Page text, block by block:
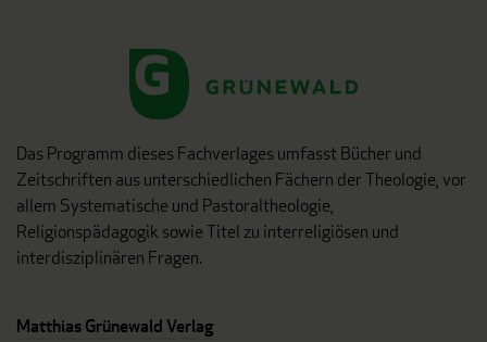
Das Programm dieses Fachverlages umfasst Bücher und
Zeitschriften aus unterschiedlichen Fächern der Theologie, vor
allem Systematische und Pastoraltheologie,
Religionspädagogik sowie Titel zu interreligiösen und
interdisziplinären Fragen.
Matthias Grünewald Verlag